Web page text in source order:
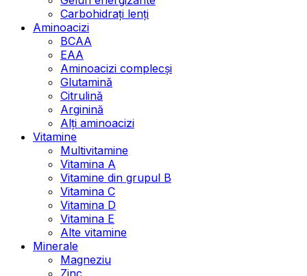
Carbohidrați lenți
Aminoacizi
BCAA
EAA
Aminoacizi complecși
Glutamină
Citrulină
Arginină
Alți aminoacizi
Vitamine
Multivitamine
Vitamina A
Vitamine din grupul B
Vitamina C
Vitamina D
Vitamina E
Alte vitamine
Minerale
Magneziu
Zinc